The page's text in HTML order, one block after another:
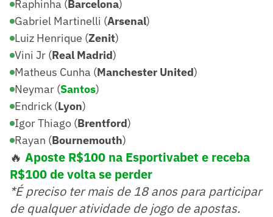
Raphinha ( Barcelona)
Gabriel Martinelli (Arsenal)
Luiz Henrique (Zenit)
Vini Jr (Real Madrid)
Matheus Cunha (Manchester United)
Neymar (Santos)
Endrick (Lyon)
Igor Thiago (Brentford)
Rayan (Bournemouth)
🔥 Aposte R$100 na Esportivabet e receba
R$100 de volta se perder
*É preciso ter mais de 18 anos para participar
de qualquer atividade de jogo de apostas.